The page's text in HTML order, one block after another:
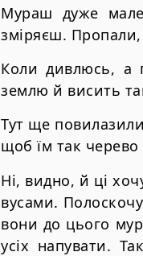
Мураш дуже
зміряєш.
Коли дивлюсь, а
землю й висить
Тут ще
щоб їм так черево
Ні, видно, й ці
вусами.
вони до цього
усіх напувати.